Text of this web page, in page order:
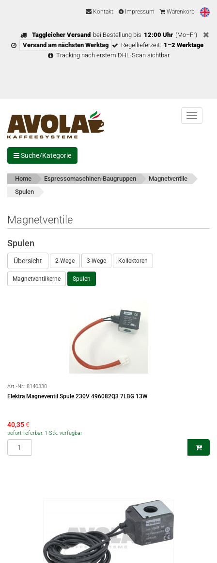
Kontakt Impressum Warenkorb
Taggleicher Versand bei Bestellung bis 12:00 Uhr (Mo–Fr)
Versand am nächsten Werktag
Regellieferzeit: 1–2 Werktage
Tracking nach erstem DHL-Scan sichtbar
Menu
Suche/Kategorie
Home Espressomaschinen-Baugruppen
Magnetventile
Spulen
Magnetventile
Spulen
Übersicht 2-Wege 3-Wege Kollektoren
Magnetventilkerne Spulen
Art.-Nr.: 8140330
Elektra Magneventil Spule 230V 496082Q3 7LBG 13W
40,35€
sofort lieferbar, 1 Stk. verfügbar